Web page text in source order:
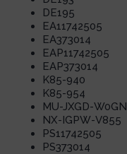
DE195
EA11742505
EA373014
EAP11742505
EAP373014
K85-940
K85-954
MU-JXGD-W0GN
NX-IGPW-V855
PS11742505
PS373014